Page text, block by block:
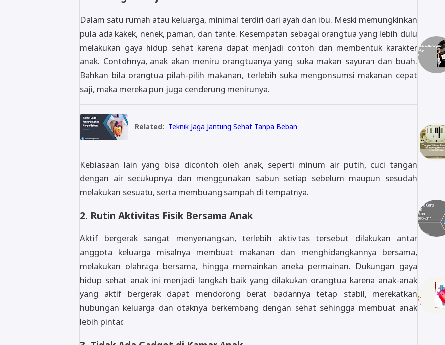
Dalam satu rumah atau keluarga, minimal terdiri dari ayah dan ibu. Meski memungkinkan
pula ada kakek, nenek, paman, dan tante. Kesempatan sebagai orangtua yang lebih dulu
melakukan gaya hidup sehat karena dapat menjadi contoh dan membentuk karakter
anak. Contohnya, anak akan meniru orangtuanya yang suka makan sayuran dan buah.
Bahkan bila orangtua pilah-pilih makanan, terlebih suka mengonsumsi makanan cepat
saji, maka mereka pun juga cenderung menirunya.
Related: Teknik Jaga Jantung Sehat Tanpa Beban
Kebiasaan lain yang bisa dicontoh oleh anak, seperti minum air putih, cuci tangan
dengan air secukupnya dan menggunakan sabun setiap sebelum maupun sesudah
melakukan sesuatu, serta membuang sampah di tempatnya.
2. Rutin Aktivitas Fisik Bersama Anak
Aktif bergerak sangat menyenangkan, terlebih aktivitas tersebut dilakukan antar
anggota keluarga misalnya membuat makanan dan menghidangkannya bersama,
melakukan olahraga bersama, hingga memainkan aneka permainan. Dukungan gaya
hidup sehat anak ini menjadi langkah baik yang dilakukan orangtua karena anak-anak
yang aktif bergerak dapat mendorong berat badannya tetap stabil, merekatkan
hubungan keluarga dan otaknya berkembang dengan sehat sehingga membuat anak
lebih pintar.